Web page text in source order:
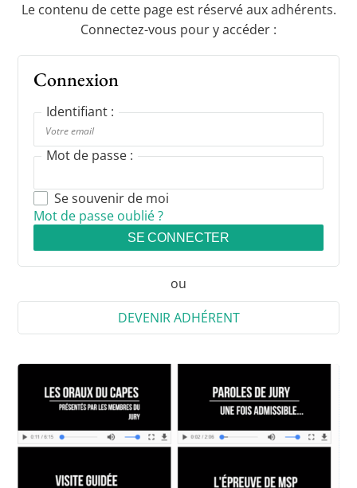
Le contenu de cette page est réservé aux adhérents.
Connectez-vous pour y accéder :
Connexion
Identifiant :
Mot de passe :
Se souvenir de moi
Mot de passe oublié ?
SE CONNECTER
ou
DEVENIR ADHÉRENT